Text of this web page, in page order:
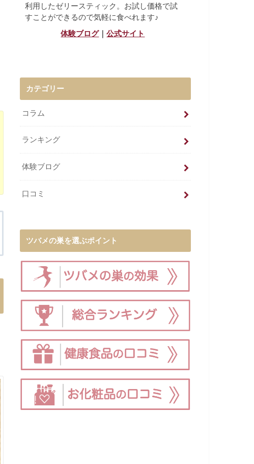
利用したゼリースティック。お試し価格で試
すことができるので気軽に食べれます♪
体験ブログ｜公式サイト
カテゴリー
コラム
ランキング
体験ブログ
口コミ
ツバメの巣を選ぶポイント